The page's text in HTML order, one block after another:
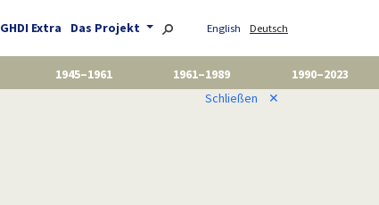
GHDI Extra Das Projekt English Deutsch
1945–1961 1961–1989
1990–2023
Schließen ✕